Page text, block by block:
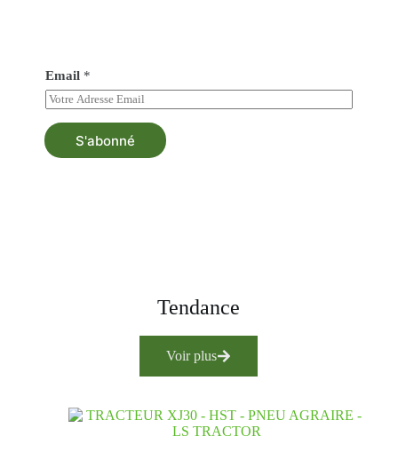
Email *
S'abonné
Tendance
Voir plus